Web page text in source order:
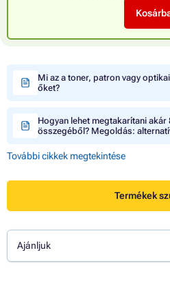
Mi az a toner, patron vagy
őket?
Hogyan lehet megtakarítani akár
összegéből? Megoldás:
További cikkek megtekintése
Termékek
Ajánljuk